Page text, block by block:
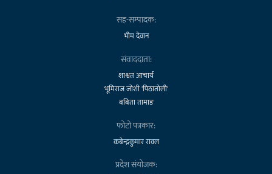
सह-सम्पादक:
भीम देवान
संवाददाता:
शाश्वत आचार्य
भूमिराज जोशी 'पिठातोली'
बबिता तामाङ
फोटो पत्रकार:
कबेन्द्रकुमार रावल
प्रदेश संयोजक: